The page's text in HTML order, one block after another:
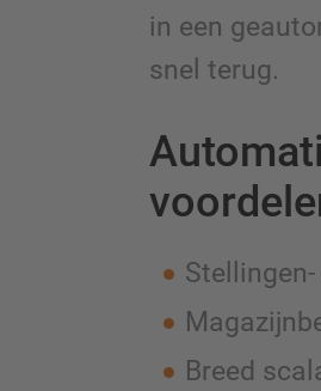
in een
snel terug.
Breed